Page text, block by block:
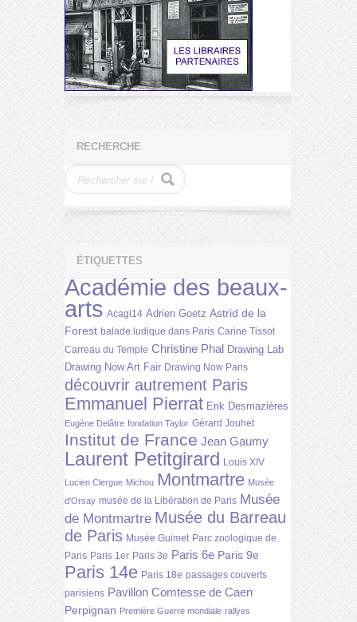
RECHERCHE
ÉTIQUETTES
Académie des beaux-
arts Acagl14 Adrien Goetz Astrid de la
Forest balade ludique dans Paris Carine Tissot
Carreau du Temple Christine Phal Drawing Lab
Drawing Now Art Fair Drawing Now Paris
découvrir autrement Paris
Emmanuel Pierrat Erik Desmazières
Eugène Delâtre fondation Taylor Gérard Jouhet
Institut de France Jean Gaumy
Laurent Petitgirard Louis XIV
Lucien Clergue Michou Montmartre Musée
d'Orsay musée de la Libération de Paris Musée
de Montmartre Musée du Barreau
de Paris Musée Guimet Parc zoologique de
Paris Paris 1er Paris 3e Paris 6e Paris 9e
Paris 14e Paris 18e passages couverts
parisiens Pavillon Comtesse de Caen
Perpignan Première Guerre mondiale rallyes